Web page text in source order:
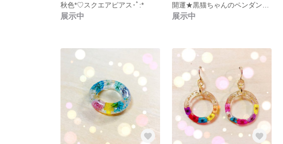
秋色*♡スクエアピアス･ﾟ:*
展示中 展示中